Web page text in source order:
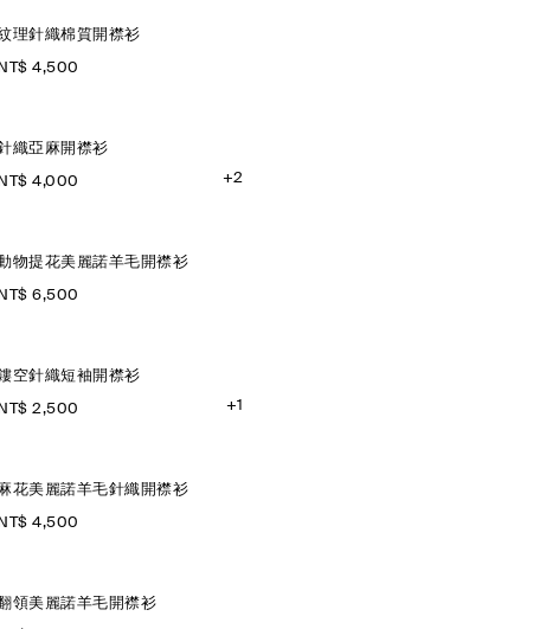
理針織棉質開襟衫
NT$ 4,500
織亞麻開襟衫
NT$ 4,000 +2
物提花美麗諾羊毛開襟衫
NT$ 6,500
空針織短袖開襟衫
NT$ 2,500 +1
花美麗諾羊毛針織開襟衫
NT$ 4,500
領美麗諾羊毛開襟衫